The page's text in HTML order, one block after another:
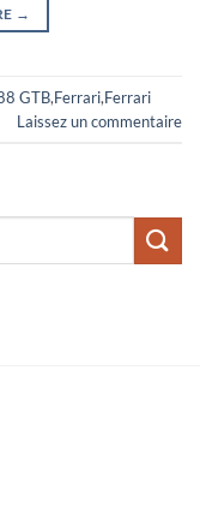
→
GTB,Ferrari,Ferrari
Laissez un commentaire